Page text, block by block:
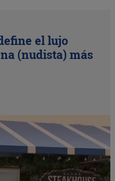
el lujo
(nudista) más